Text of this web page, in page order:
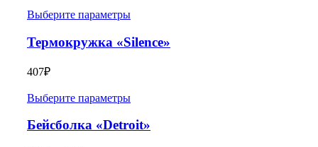
Выберите параметры
Термокружка «Silence»
407₽
Выберите параметры
Бейсболка «Detroit»